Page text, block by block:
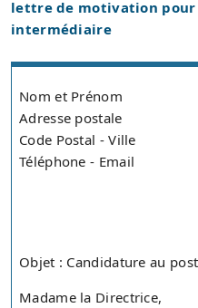
lettre de motivation pour
intermédiaire
Nom et Prénom
Adresse postale
Code Postal - Ville
Téléphone - Email
Objet : Candidature au
Madame la Directrice,